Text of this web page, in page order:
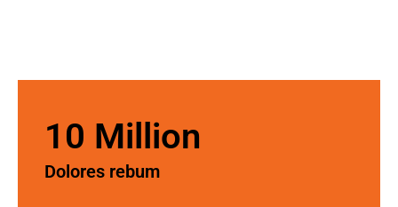
10 Million
Dolores rebum ​